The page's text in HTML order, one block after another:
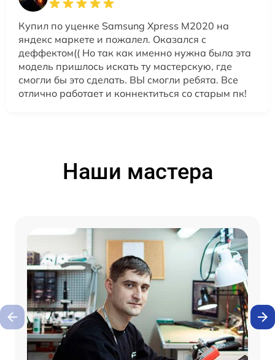
Купил по уценке Samsung Xpress M2020 на
яндекс маркете и пожалел. Оказался с
деффектом(( Но так как именно нужна была эта
модель пришлось искать ту мастерскую, где
смогли бы это сделать. ВЫ смогли ребята. Все
отлично работает и коннектиться со старым пк!
Наши мастера